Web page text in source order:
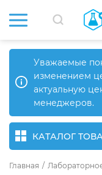
Уважаемые
изменением
актуальную
менеджеров.
КАТАЛОГ
Главная /